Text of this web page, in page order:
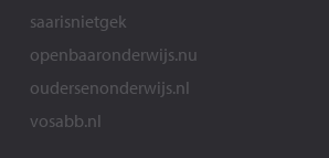
saarisnietgek
openbaaronderwijs.nu
oudersenonderwijs.nl
vosabb.nl